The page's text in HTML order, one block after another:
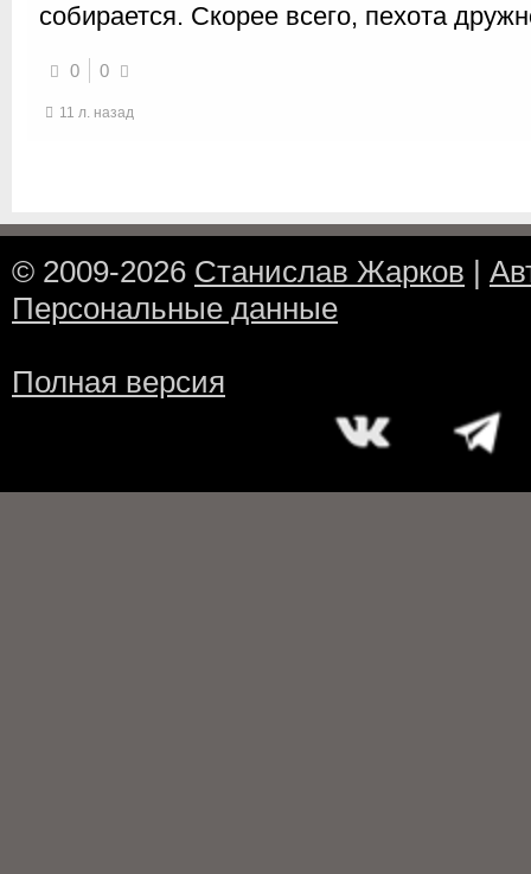
собирается. Скорее всего, пехота
0 0
11 л. назад
© 2009-2026 Станислав Жарков |
Персональные данные
Полная версия